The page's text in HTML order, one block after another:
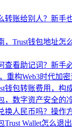
转账给别人？新手
，Trust钱包地址怎
查看助记词？新手
重构Web3时代加
钱包转账费用，构
，数字资产安全的
换人民币吗？操作
Trust Wallet怎么退